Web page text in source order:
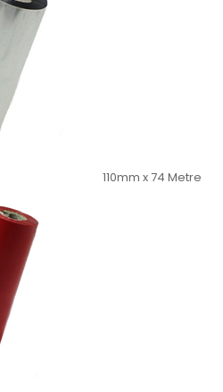
110mm x 74 Metre